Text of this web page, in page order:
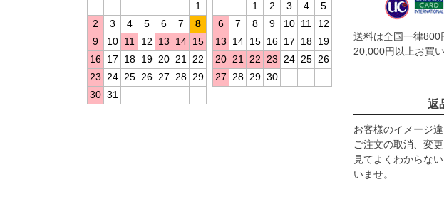
1
2
3 4 5 6 7
8
9
10 11 12 13 14
15
16 17 18 19 20 21 22
23 24 25 26 27 28 29
30 31
1
2 3 4
5
6
7 8 9 10 11
12
13
14 15 16 17 18
19
20 21 22 23 24 25 26
27 28 29 30
送料は全国一律800
20,000円以上お買
返
お客様のイメージ
ご注⽂の取消、変
⾒てよくわからな
いませ。